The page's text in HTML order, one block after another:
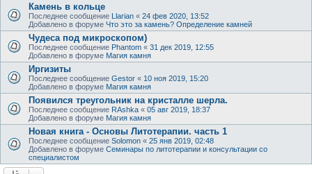
Камень в кольце
Последнее сообщение Llarian « 24 фев 2020, 13:52
Добавлено в форуме Что это за камень? Определение камней
Чудеса под микроскопом)
Последнее сообщение Phantom « 31 дек 2019, 12:55
Добавлено в форуме Магия камня
Иргизиты
Последнее сообщение Gestor « 10 ноя 2019, 15:20
Добавлено в форуме Магия камня
Появился треугольник на кристалле шерла.
Последнее сообщение RAshka « 05 авг 2019, 18:37
Добавлено в форуме Магия камня
Новая книга - Основы Литотерапии. часть 1
Последнее сообщение Solomon « 25 янв 2019, 02:48
Добавлено в форуме Семинары по литотерапии и консультации со
специалистом